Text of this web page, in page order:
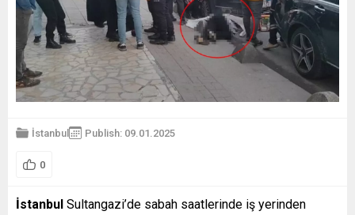
İstanbul Publish: 09.01.2025
0
İstanbul Sultangazi’de sabah saatlerinde iş yerinden